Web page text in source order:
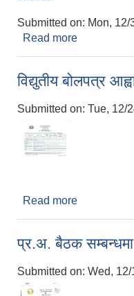
Submitted on: Mon, 12/
Read more
विद्युतीय बोलपत्र
Submitted on: Tue, 12/
Read more
प्र.अ. बैठक सम्बन्धमा
Submitted on: Wed,